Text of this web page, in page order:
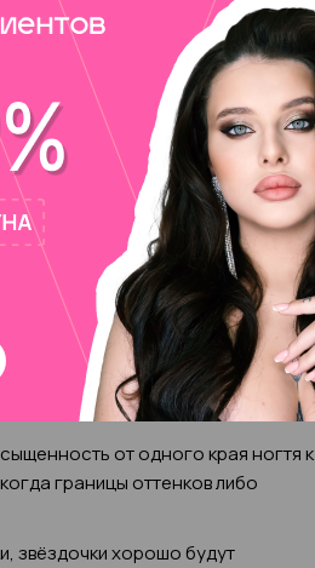
Не выходит из моды и
выигрышно будет
и нежные переливы цвета в
– ну конечно же, нюдовые
даже без
френч-маникюра, когда
особенно изысканно. Область
стразами – всё будет выглядеть
от одного края ногтя к
границы оттенков либо
звёздочки хорошо будут